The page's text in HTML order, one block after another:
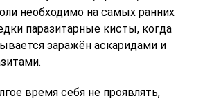
необходимо на самых ранних
паразитарные кисты, когда
заражён аскаридами и
время себя не проявлять,